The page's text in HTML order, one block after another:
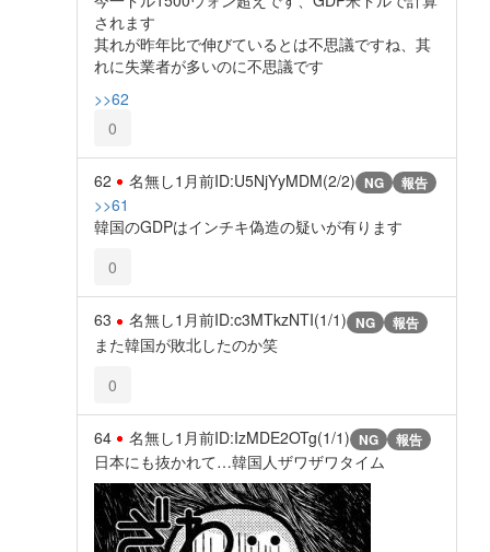
されます
其れが昨年比で伸びているとは不思議ですね、其
れに失業者が多いのに不思議です
>>62
0
62 名無し1月前ID:U5NjYyMDM(2/2) NG 報告
>>61
韓国のGDPはインチキ偽造の疑いが有ります
0
63 名無し1月前ID:c3MTkzNTI(1/1) NG 報告
また韓国が敗北したのか笑
0
64 名無し1月前ID:IzMDE2OTg(1/1) NG 報告
日本にも抜かれて…韓国人ザワザワタイム